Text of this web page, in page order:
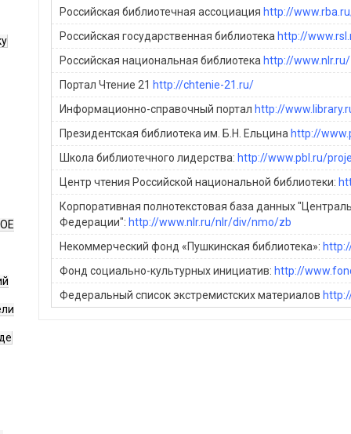
Российская библиотечная ассоциация http://
Российская государственная библиотека http://
Российская национальная библиотека http://www.nlr.ru/
Портал Чтение 21 http://chtenie-21.ru/
Информационно-справочный портал http://
Президентская библиотека им. Б.Н. Ельцина http://
Школа библиотечного лидерства: http://www.pbl.ru/
Центр чтения Российской национальной библиотеки:
Корпоративная полнотекстовая база данных
Федерации": http://www.nlr.ru/nlr/div/nmo/zb
Некоммерческий фонд «Пушкинская библиотека»:
Фонд социально-культурных инициатив: http://
Федеральный список экстремистских материалов